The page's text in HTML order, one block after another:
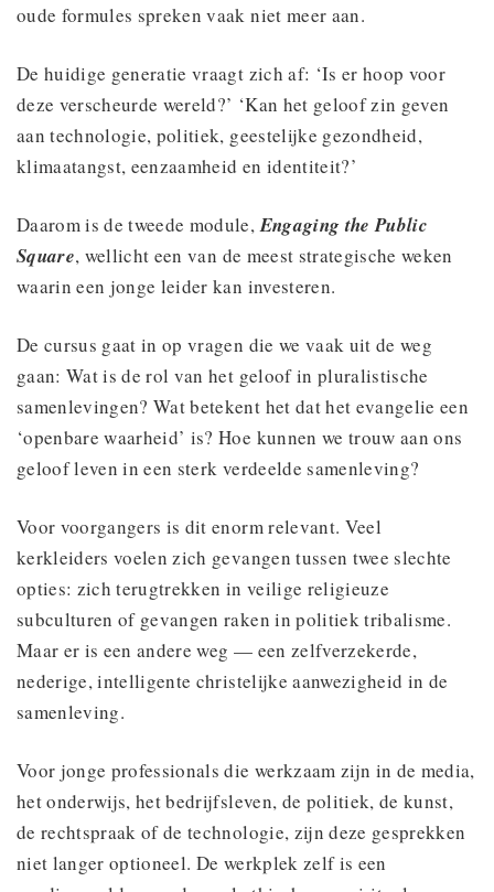
oude formules spreken vaak niet meer aan.
De huidige generatie vraagt zich af: ‘Is er hoop voor
deze verscheurde wereld?’ ‘Kan het geloof zin geven
aan technologie, politiek, geestelijke gezondheid,
klimaatangst, eenzaamheid en identiteit?’
Daarom is de tweede module,Engaging the Public
Square, wellicht een van de meest strategische weken
waarin een jonge leider kan investeren.
De cursus gaat in op vragen die we vaak uit de weg
gaan: Wat is de rol van het geloof in pluralistische
samenlevingen? Wat betekent het dat het evangelie een
‘openbare waarheid’ is? Hoe kunnen we trouw aan ons
geloof leven in een sterk verdeelde samenleving?
Voor voorgangers is dit enorm relevant. Veel
kerkleiders voelen zich gevangen tussen twee slechte
opties: zich terugtrekken in veilige religieuze
subculturen of gevangen raken in politiek tribalisme.
Maar er is een andere weg — een zelfverzekerde,
nederige, intelligente christelijke aanwezigheid in de
samenleving.
Voor jonge professionals die werkzaam zijn in de media,
het onderwijs, het bedrijfsleven, de politiek, de kunst,
de rechtspraak of de technologie, zijn deze gesprekken
niet langer optioneel. De werkplek zelf is een